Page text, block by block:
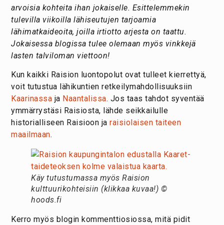
arvoisia kohteita ihan jokaiselle. Esittelemmekin
tulevilla viikoilla lähiseutujen tarjoamia
lähimatkaideoita, joilla irtiotto arjesta on taattu.
Jokaisessa blogissa tulee olemaan myös vinkkejä
lasten talviloman viettoon!
Kun kaikki Raision luontopolut ovat tulleet kierrettyä,
voit tutustua lähikuntien retkeilymahdollisuuksiin
Kaarinassa ja Naantalissa. Jos taas tahdot syventää
ymmärrystäsi Raisiosta, lähde seikkailulle
historialliseen Raisioon jaraisiolaisen taiteen
maailmaan.
Käy tutustumassa myös Raision
kulttuurikohteisiin (klikkaa kuvaa!) ©
hoods.fi
Kerro myös blogin kommenttiosiossa, mitä pidit